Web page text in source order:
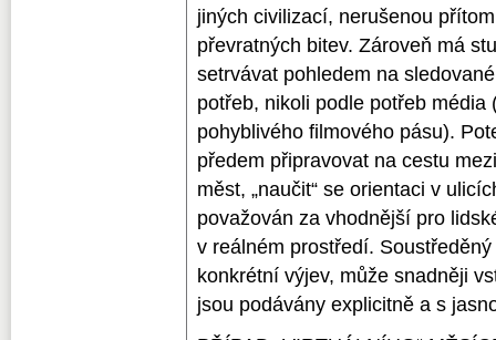
jiných civilizací, nerušenou
převratných bitev. Zároveň má
setrvávat pohledem na
potřeb, nikoli podle potřeb
pohyblivého filmového pásu).
předem připravovat na cestu
měst, „naučit“ se orientaci v
považován za vhodnější pro
v reálném prostředí.
konkrétní výjev, může snadněji
jsou podávány explicitně a s